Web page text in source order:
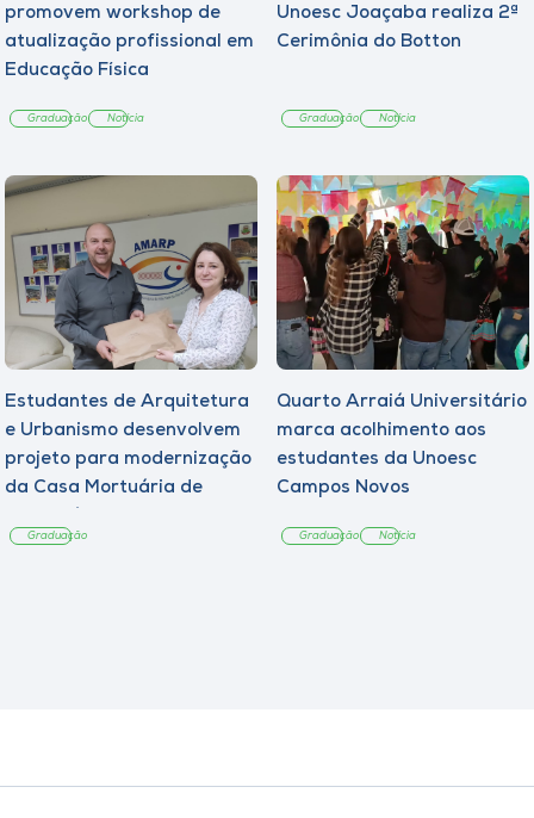
promovem workshop de
atualização profissional em
Educação Física
Graduação Notícia
Unoesc Joaçaba realiza 2ª
Cerimônia do Botton
Graduação Notícia
Estudantes de Arquitetura
e Urbanismo desenvolvem
projeto para modernização
da Casa Mortuária de
Graduação
Quarto Arraiá Universitário
marca acolhimento aos
estudantes da Unoesc
Campos Novos
Graduação Notícia